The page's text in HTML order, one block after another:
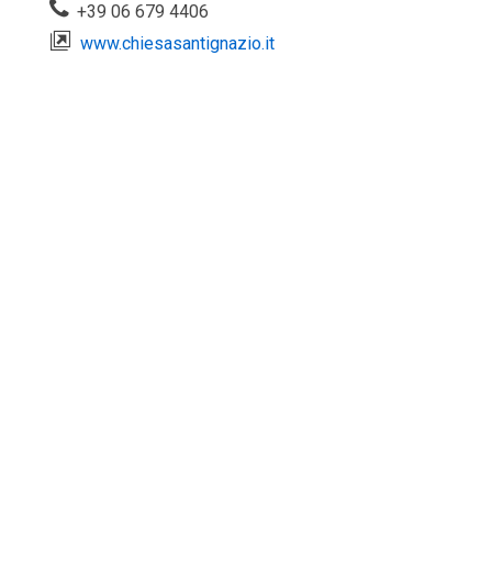
+39 06 679 4406
www.chiesasantignazio.it